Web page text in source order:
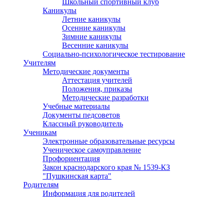
Школьный спортивный клуб
Каникулы
Летние каникулы
Осенние каникулы
Зимние каникулы
Весенние каникулы
Социально-психологическое тестирование
Учителям
Методические документы
Аттестация учителей
Положения, приказы
Методические разработки
Учебные материалы
Документы педсоветов
Классный руководитель
Ученикам
Электронные образовательные ресурсы
Ученическое самоуправление
Профориентация
Закон краснодарского края № 1539-КЗ
"Пушкинская карта"
Родителям
Информация для родителей